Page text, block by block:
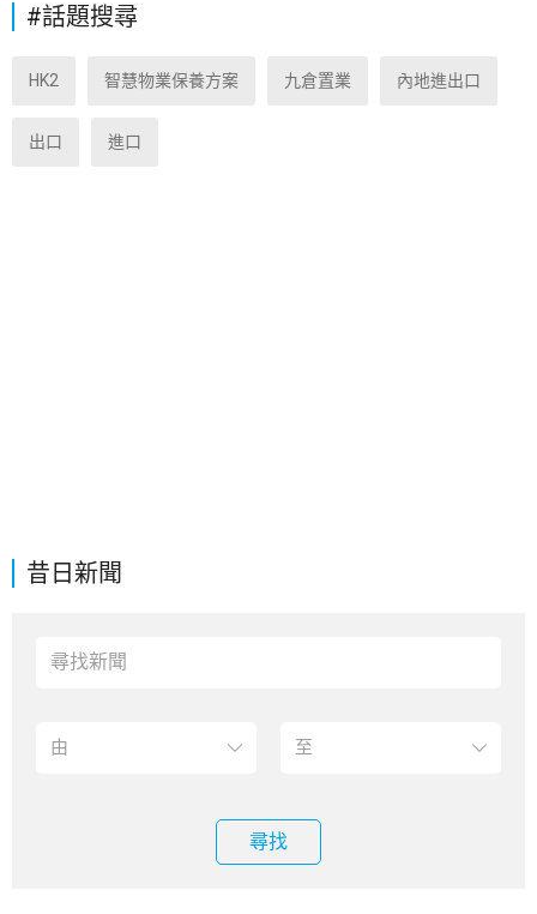
昔日新聞
尋找
#話題搜尋
HK2 智慧物業保養方案 九倉置業 內地進出口
出口 進口